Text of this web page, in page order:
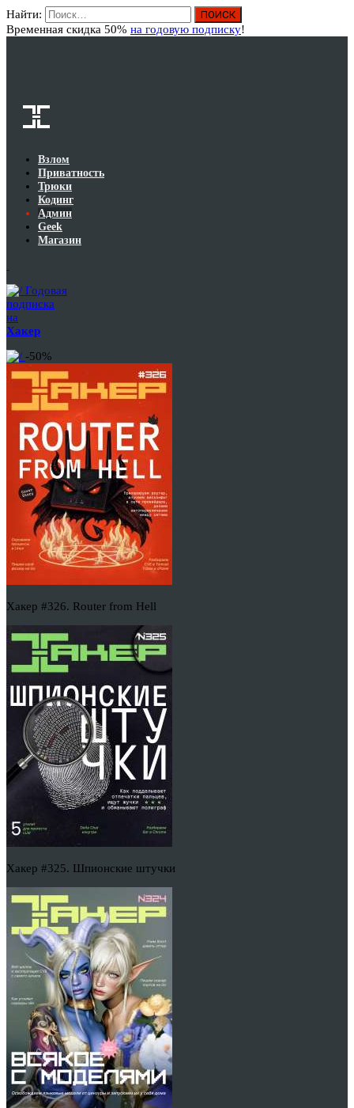
Найти:
Временная скидка 50% на годовую подписку!
Взлом
Приватность
Трюки
Кодинг
Админ
Geek
Магазин
Годовая
подписка
на
Хакер
-50%
Хакер #326. Router from Hell
Хакер #325. Шпионские штучки